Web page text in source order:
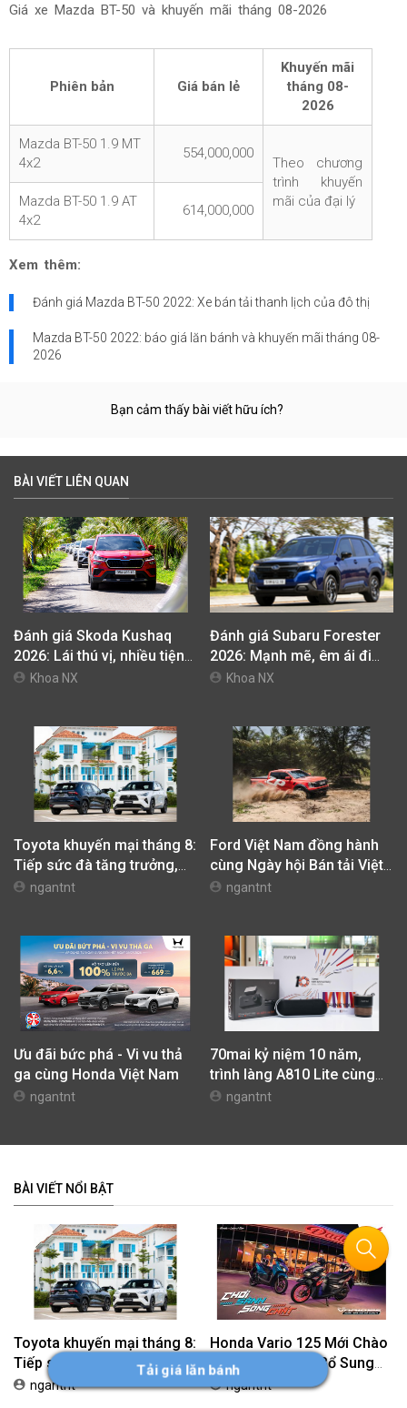
Giá xe Mazda BT-50 và khuyến mãi tháng 08-2026
Phiên bản Giá bán lẻ
Khuyến mãi
tháng 08-
2026
Mazda BT-50 1.9 MT
4x2
554,000,000
Theo chương
trình khuyến
mãi của đại lý
Mazda BT-50 1.9 AT
4x2
614,000,000
Xem thêm:
Đánh giá Mazda BT-50 2022: Xe bán tải thanh lịch của đô thị
Mazda BT-50 2022: báo giá lăn bánh và khuyến mãi tháng 08-
2026
Bạn cảm thấy bài viết hữu ích?
BÀI VIẾT LIÊN QUAN
Đánh giá Skoda Kushaq
2026: Lái thú vị, nhiều tiện
nghi, giá cạnh tranh
Khoa NX
Đánh giá Subaru Forester
2026: Mạnh mẽ, êm ái đi
cùng hệ thống ADAS hoàn
Khoa NX
Toyota khuyến mại tháng 8:
Tiếp sức đà tăng trưởng,
tối ưu chi phí mua xe
ngantnt
Ford Việt Nam đồng hành
cùng Ngày hội Bán tải Việt
Nam 2026 (Vietnam Pickup
ngantnt
Ưu đãi bức phá - Vi vu thả
ga cùng Honda Việt Nam
ngantnt
70mai kỷ niệm 10 năm,
trình làng A810 Lite cùng
nhiều hoạt động tri ân
ngantnt
BÀI VIẾT NỔI BẬT
Toyota khuyến mại tháng 8:
Tiếp sức đà tăng trưởng,
tối ưu chi phí mua xe
ngantnt
Honda Vario 125 Mới Chào
Thị Trường Việt: Bổ Sung
Phiên Bản Street, Giá Từ
ngantnt
Tải giá lăn bánh